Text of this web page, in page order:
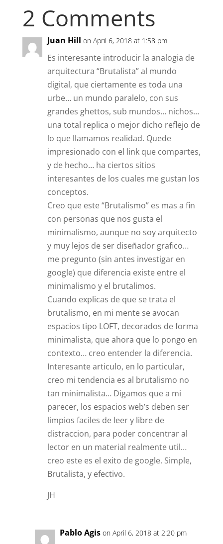
2 Comments
Juan Hill on April 6, 2018 at 1:58 pm
Es interesante introducir la analogia de
arquitectura “Brutalista” al mundo
digital, que ciertamente es toda una
urbe… un mundo paralelo, con sus
grandes ghettos, sub mundos… nichos…
una total replica o mejor dicho reflejo de
lo que llamamos realidad. Quede
impresionado con el link que compartes,
y de hecho… ha ciertos sitios
interesantes de los cuales me gustan los
conceptos.
Creo que este “Brutalismo” es mas a fin
con personas que nos gusta el
minimalismo, aunque no soy arquitecto
y muy lejos de ser diseñador grafico…
me pregunto (sin antes investigar en
google) que diferencia existe entre el
minimalismo y el brutalimos.
Cuando explicas de que se trata el
brutalismo, en mi mente se avocan
espacios tipo LOFT, decorados de forma
minimalista, que ahora que lo pongo en
contexto… creo entender la diferencia.
Interesante articulo, en lo particular,
creo mi tendencia es al brutalismo no
tan minimalista… Digamos que a mi
parecer, los espacios web’s deben ser
limpios faciles de leer y libre de
distraccion, para poder concentrar al
lector en un material realmente util…
creo este es el exito de google. Simple,
Brutalista, y efectivo.
JH
Pablo Agis on April 6, 2018 at 2:20 pm